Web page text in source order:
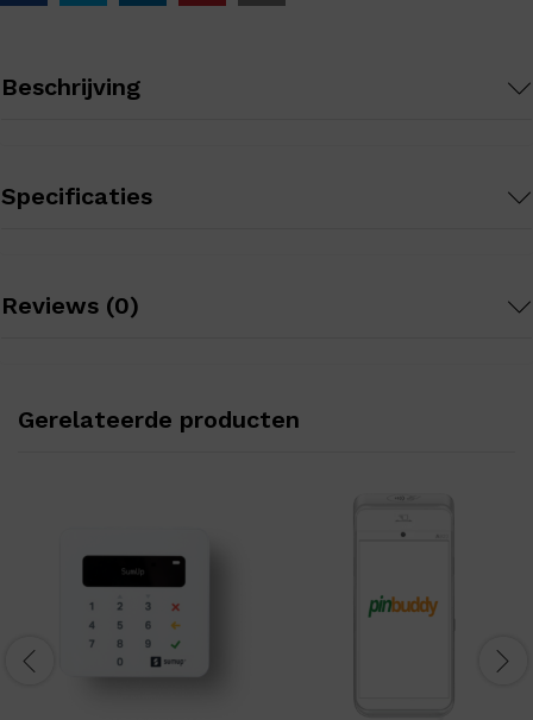
Beschrijving
Specificaties
Reviews (0)
Gerelateerde producten